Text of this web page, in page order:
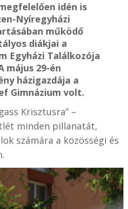
idén is
Nyíregyházi
működő
diákjai a
Egyházi Találkozója
május 29-én
házigazdája a
Gimnázium volt.
Krisztusra” –
minden pillanatát,
számára a közösségi és